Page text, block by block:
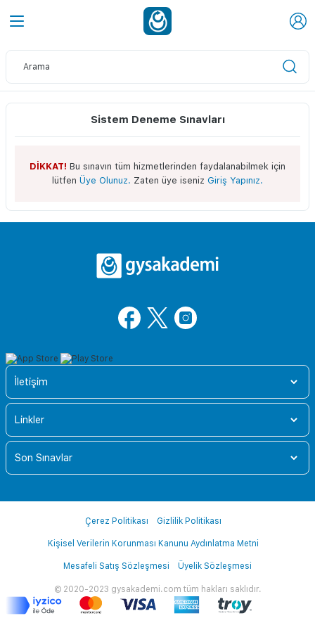
Sistem Deneme Sınavları
DİKKAT! Bu sınavın tüm hizmetlerinden faydalanabilmek için
lütfen Üye Olunuz. Zaten üye iseniz Giriş Yapınız.
İletişim
Linkler
Son Sınavlar
© 2020-2023 gysakademi.com tüm hakları saklıdır.
Çerez Politikası Gizlilik Politikası
Kişisel Verilerin Korunması Kanunu Aydınlatma Metni
Mesafeli Satış Sözleşmesi Üyelik Sözleşmesi